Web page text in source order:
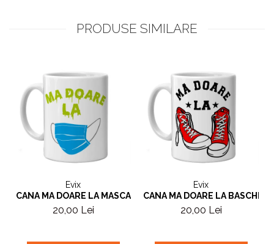
PRODUSE SIMILARE
Evix
CANA MA DOARE LA MASCA
20,00 Lei
Evix
CANA MA DOARE LA BASCHETI
20,00 Lei